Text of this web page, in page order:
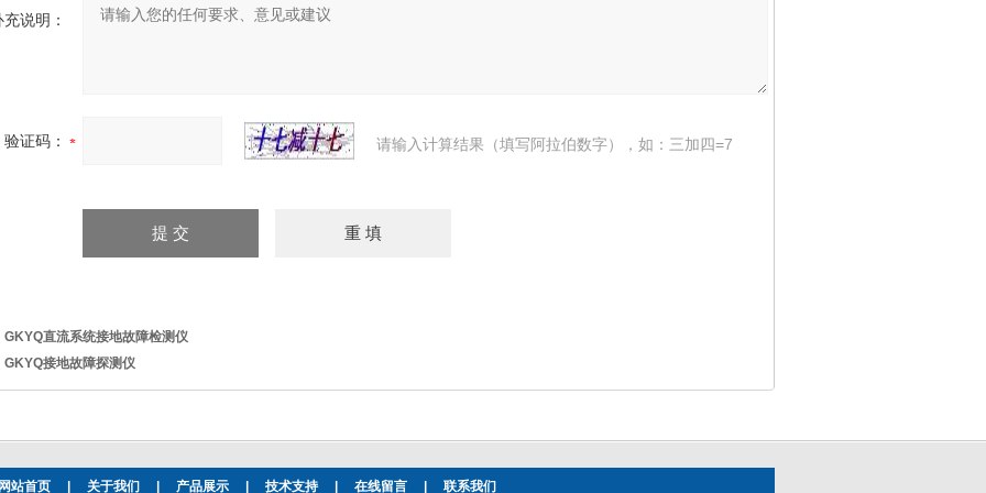
充说明：
验证码： 请输入计算结果（填写阿拉伯数字），如：三加四=7
GKYQ直流系统接地故障检测仪
GKYQ接地故障探测仪
网站首页 关于我们 产品展示 技术支持 在线留言 联系我们